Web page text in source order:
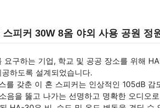
피커 30W 8옴 야외 사용 공원 정
요구하는 기업, 학교 및 공공 장소를 위해
하도록 설계되었습니다.
를 갖춘 이 혼 스피커는 인상적인 105dB
음을 뚫고 나가는 선명하고 명확한 오디오